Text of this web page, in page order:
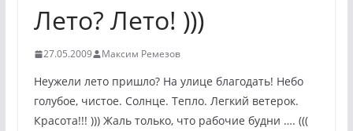
Лето? Лето! )))
27.05.2009 Максим Ремезов
Неужели лето пришло? На улице благодать! Небо
голубое, чистое. Солнце. Тепло. Легкий ветерок.
Красота!!! ))) Жаль только, что рабочие будни …. (((